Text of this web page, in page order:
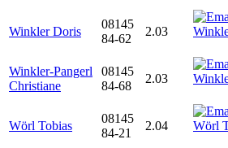
Winkler Doris
08145
84-62
2.03
Winkler-Pangerl
Christiane
08145
84-68
2.03
Wörl Tobias
08145
84-21
2.04